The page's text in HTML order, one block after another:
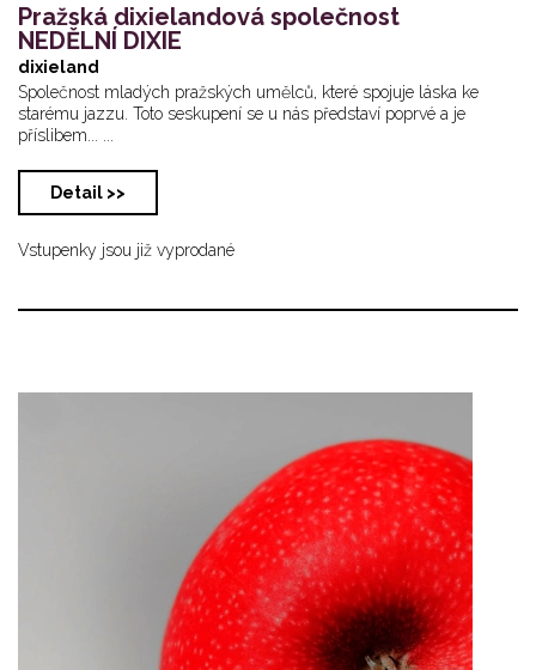
Pražská dixielandová společnost
NEDĚLNÍ DIXIE
dixieland
Společnost mladých pražských umělců, které spojuje láska ke
starému jazzu. Toto seskupení se u nás představí poprvé a je
příslibem... ...
Detail >>
Vstupenky jsou již vyprodané